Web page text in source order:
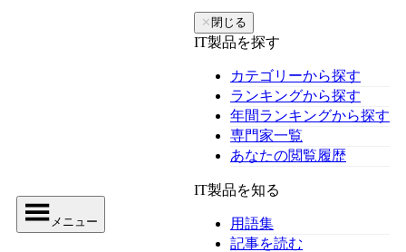
メニュー
✕ 閉じる
IT製品を探す
カテゴリーから探す
ランキングから探す
年間ランキングから探す
専門家一覧
あなたの閲覧履歴
IT製品を知る
用語集
記事を読む